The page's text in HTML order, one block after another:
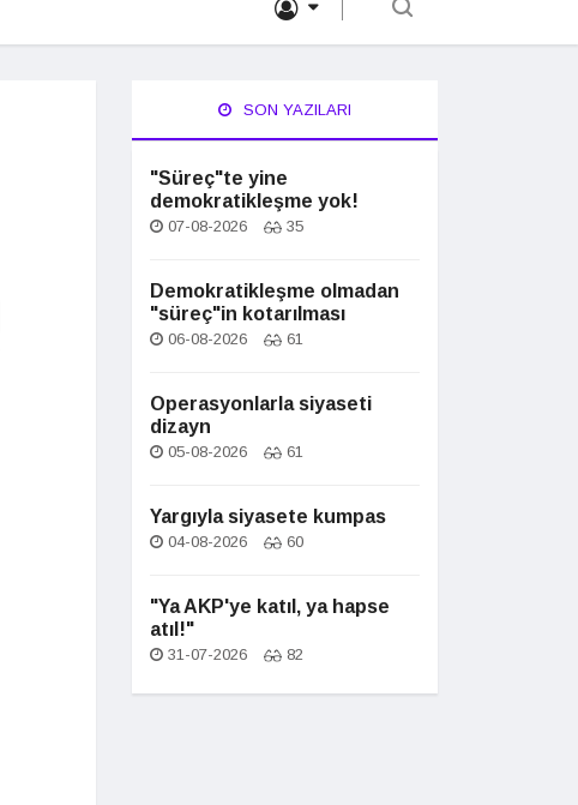
SON YAZILARI
"Süreç"te yine
demokratikleşme yok!
07-08-2026 35
Demokratikleşme olmadan
"süreç"in kotarılması
06-08-2026 61
Operasyonlarla siyaseti
dizayn
05-08-2026 61
Yargıyla siyasete kumpas
04-08-2026 60
"Ya AKP'ye katıl, ya hapse
atıl!"
31-07-2026 82